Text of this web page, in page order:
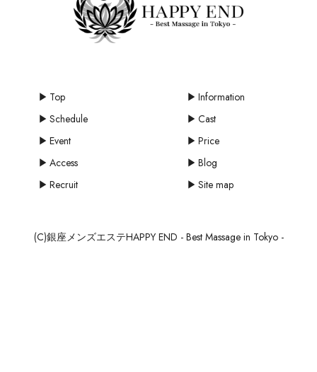
Top
Information
Schedule
Cast
Event
Price
Access
Blog
Recruit
Site map
(C)銀座メンズエステHAPPY END - Best Massage in Tokyo -